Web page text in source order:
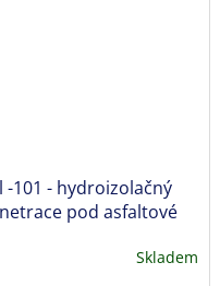
-101 - hydroizolačný
pod asfaltové
Skladem